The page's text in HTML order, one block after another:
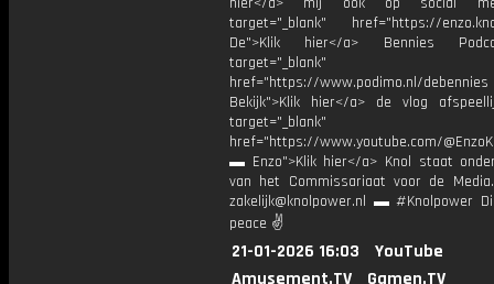
target="_blank" href="https://
De">Klik hier</a> Bennies
target="_blank"
href="https://www.podimo.nl/debennies
Bekijk">Klik hier</a> de vlog
target="_blank"
href="https://www.youtube.com/
▬ Enzo">Klik hier</a> Knol staat
van het Commissariaat voor de
zakelijk@knolpower.nl ▬ #Knolpower
peace ✌
21-01-2026 16:03
YouTube
Amusement.TV
Gamen.TV